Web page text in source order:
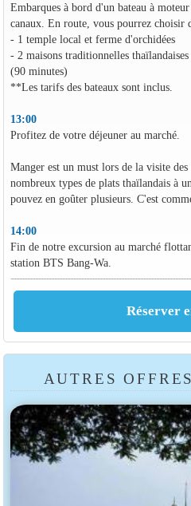
Embarques à bord d'un bateau à
canaux. En route, vous pourrez choisir
- 1 temple local et ferme d'orchidées
- 2 maisons traditionnelles
(90 minutes)
**Les tarifs des bateaux sont inclus.
13:00
Profitez de votre déjeuner au marché.
Manger est un must lors de la visite
nombreux types de plats thaïlandais à
pouvez en goûter plusieurs. C'est
14:00
Fin de notre excursion au marché
station BTS Bang-Wa.
AUTRES